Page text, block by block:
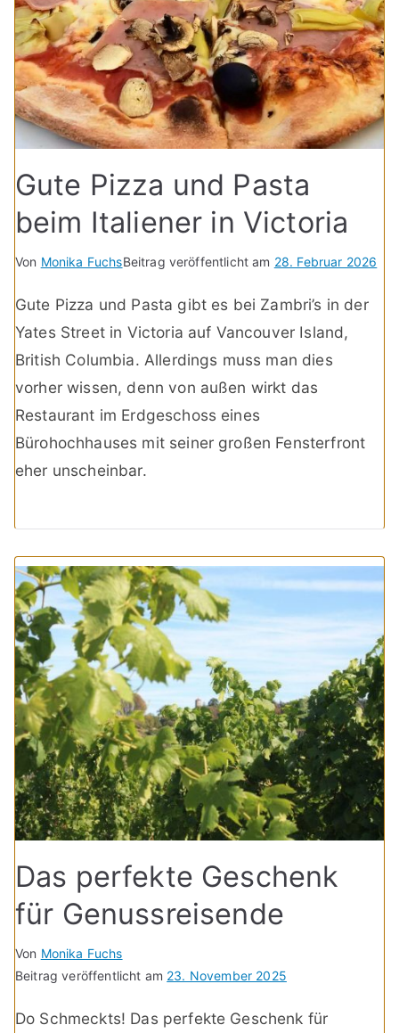
Gute Pizza und Pasta
beim Italiener in Victoria
Von Monika FuchsBeitrag veröffentlicht am 28. Februar 2026
Gute Pizza und Pasta gibt es bei Zambri’s in der
Yates Street in Victoria auf Vancouver Island,
British Columbia. Allerdings muss man dies
vorher wissen, denn von außen wirkt das
Restaurant im Erdgeschoss eines
Bürohochhauses mit seiner großen Fensterfront
eher unscheinbar.
Das perfekte Geschenk
für Genussreisende
Von Monika Fuchs
Beitrag veröffentlicht am 23. November 2025
Do Schmeckts! Das perfekte Geschenk für